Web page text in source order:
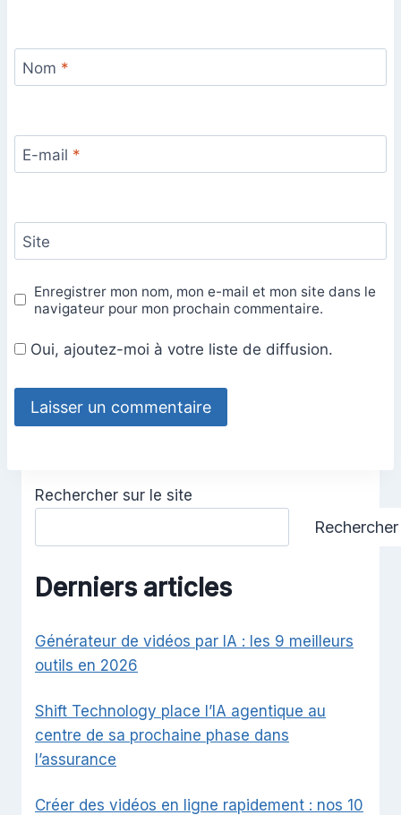
Nom *
E-mail *
Site
Enregistrer mon nom, mon e-mail et mon site dans le
navigateur pour mon prochain commentaire.
Oui, ajoutez-moi à votre liste de diffusion.
Rechercher sur le site
Rechercher
Derniers articles
Générateur de vidéos par IA : les 9 meilleurs
outils en 2026
Shift Technology place l’IA agentique au
centre de sa prochaine phase dans
l’assurance
Créer des vidéos en ligne rapidement : nos 10